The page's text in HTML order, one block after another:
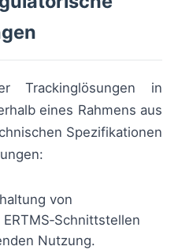
Trackinglösungen in
eines Rahmens aus
Spezifikationen
von
Nutzung.